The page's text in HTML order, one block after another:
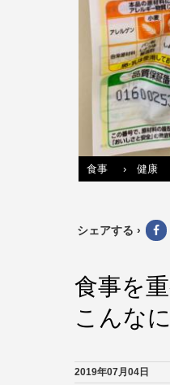
食事 › 健康
シェアする ›
食事を
こんな
2019年07月04日